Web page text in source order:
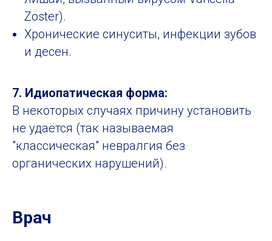
Zoster).
Хронические синуситы, инфекции зубов
и десен.
7. Идиопатическая форма:
В некоторых случаях причину установить
не удаётся (так называемая
"классическая" невралгия без
органических нарушений).
Врач